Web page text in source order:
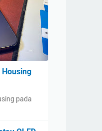
Housing
pada